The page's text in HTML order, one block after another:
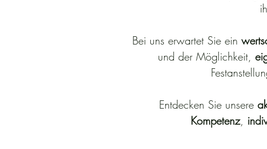
Bei uns erwartet Sie ein
und der Möglichkeit,
Entdecken Sie unsere
Kompetenz,